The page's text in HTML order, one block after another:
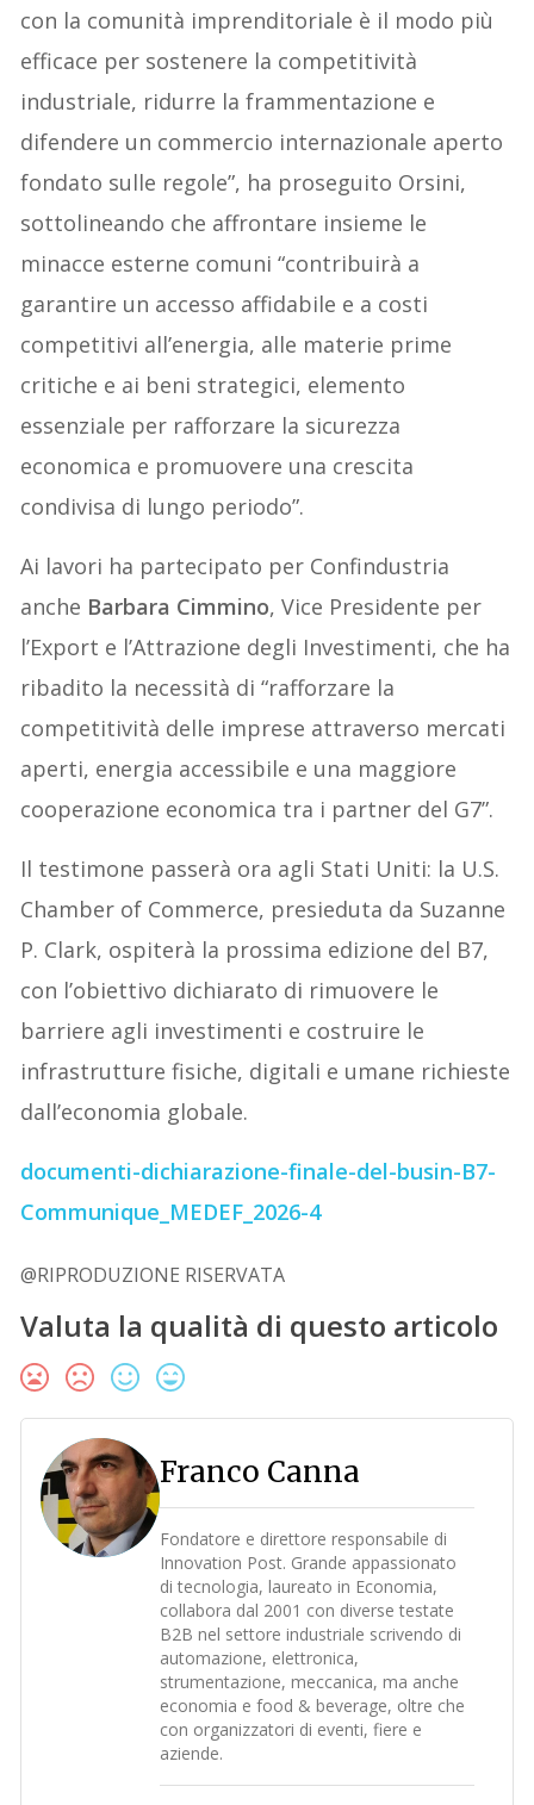
con la comunità imprenditoriale è il modo più
efficace per sostenere la competitività
industriale, ridurre la frammentazione e
difendere un commercio internazionale aperto
fondato sulle regole”, ha proseguito Orsini,
sottolineando che affrontare insieme le
minacce esterne comuni “contribuirà a
garantire un accesso affidabile e a costi
competitivi all’energia, alle materie prime
critiche e ai beni strategici, elemento
essenziale per rafforzare la sicurezza
economica e promuovere una crescita
condivisa di lungo periodo”.
Ai lavori ha partecipato per Confindustria
anche Barbara Cimmino, Vice Presidente per
l’Export e l’Attrazione degli Investimenti, che ha
ribadito la necessità di “rafforzare la
competitività delle imprese attraverso mercati
aperti, energia accessibile e una maggiore
cooperazione economica tra i partner del G7”.
Il testimone passerà ora agli Stati Uniti: la U.S.
Chamber of Commerce, presieduta da Suzanne
P. Clark, ospiterà la prossima edizione del B7,
con l’obiettivo dichiarato di rimuovere le
barriere agli investimenti e costruire le
infrastrutture fisiche, digitali e umane richieste
dall’economia globale.
documenti-dichiarazione-finale-del-busin-B7-
Communique_MEDEF_2026-4
@RIPRODUZIONE RISERVATA
Valuta la qualità di questo articolo
Franco Canna
Fondatore e direttore responsabile di
Innovation Post. Grande appassionato
di tecnologia, laureato in Economia,
collabora dal 2001 con diverse testate
B2B nel settore industriale scrivendo di
automazione, elettronica,
strumentazione, meccanica, ma anche
economia e food & beverage, oltre che
con organizzatori di eventi, fiere e
aziende.